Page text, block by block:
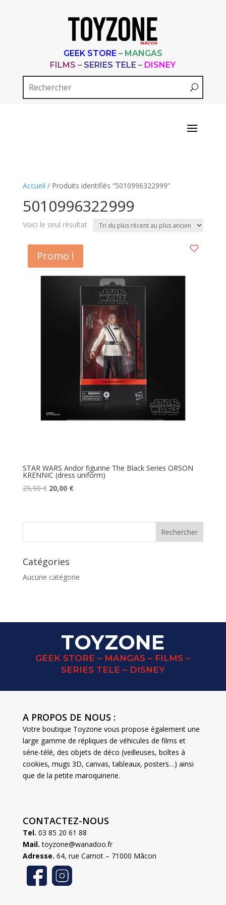
GEEK STORE – MANGAS
FILMS – SERIES TELE – DISNEY
Accueil / Produits identifiés “5010996322999”
5010996322999
Voici le seul résultat
Promo !
STAR WARS Andor figurine The Black Series ORSON
KRENNIC (dress uniform)
29,90€ Le
était :
20,00 €Le
est :
Catégories
Aucune catégorie
TOYZONE
GEEK STORE – MANGAS – FILMS –
SERIES TELE – DISNEY
A PROPOS DE NOUS :
Votre boutique Toyzone vous propose également une
large gamme de répliques de véhicules de films et
série-télé, des objets de déco (veilleuses, boîtes à
cookies, mugs 3D, canvas, tableaux, posters…) ainsi
que de la petite maroquinerie.
CONTACTEZ-NOUS
Tel. 03 85 20 61 88
Mail. toyzone@wanadoo.fr
Adresse. 64, rue Carnot – 71000 Mâcon